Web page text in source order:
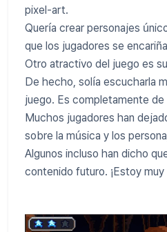
pixel-art.
Quería crear personajes
que los jugadores se
Otro atractivo del juego es
De hecho, solía escucharla
juego. Es completamente de
Muchos jugadores han
sobre la música y los
Algunos incluso han dicho
contenido futuro. ¡Estoy